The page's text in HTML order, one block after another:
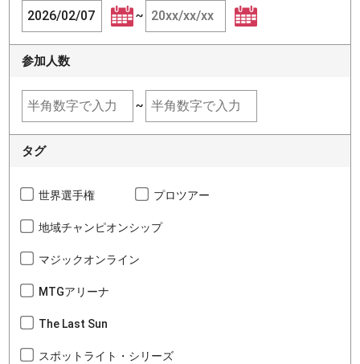
~
参加人数
~
タグ
世界選手権 プロツアー
地域チャンピオンシップ
マジックオンライン
MTGアリーナ
The Last Sun
スポットライト・シリーズ